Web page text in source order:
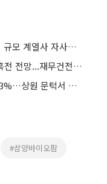
현대지에프홀딩스 “상반기 중 3500억 규모 계열사 자사주 소각”
유상증자 후폭풍에 한화솔루션 "1Q 흑전 전망...재무건전성 위한 사례 다수"
美 클래리티 법안 연내 통과 가능성 13%…상원 문턱서 제동
#삼양바이오팜